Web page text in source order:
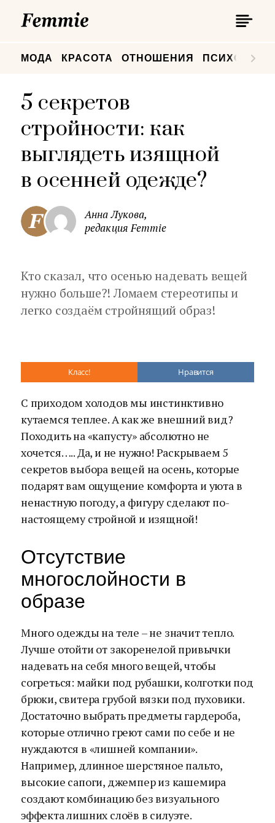
МОДА КРАСОТА ОТНОШЕНИЯ
5 секретов
стройности: как
выглядеть изящной
в осенней одежде?
Анна Лукова,
редакция Femmie
Кто сказал, что осенью надевать вещей
нужно больше?! Ломаем стереотипы и
легко создаём стройнящий образ!
Класс! Нравится
С приходом холодов мы инстинктивно
кутаемся теплее. А как же внешний вид?
Походить на «капусту» абсолютно не
хочется….. Да, и не нужно! Раскрываем 5
секретов выбора вещей на осень, которые
подарят вам ощущение комфорта и уюта в
ненастную погоду, а фигуру сделают по-
настоящему стройной и изящной!
Отсутствие
многослойности в
образе
Много одежды на теле – не значит тепло.
Лучше отойти от закоренелой привычки
надевать на себя много вещей, чтобы
согреться: майки под рубашки, колготки под
брюки, свитера грубой вязки под пуховики.
Достаточно выбрать предметы гардероба,
которые отлично греют сами по себе и не
нуждаются в «лишней компании».
Например, длинное шерстяное пальто,
высокие сапоги, джемпер из кашемира
создают комбинацию без визуального
эффекта лишних слоёв в силуэте.